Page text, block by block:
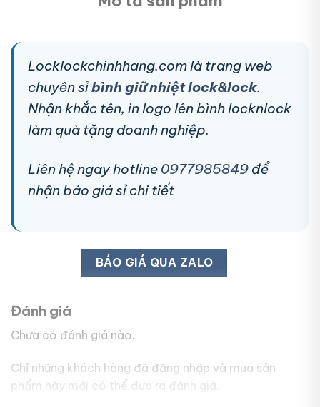
Locklockchinhhang.com là trang web
chuyên sỉbình giữ nhiệt lock&lock.
Nhận khắc tên, in logo lên bình locknlock
làm quà tặng doanh nghiệp.
Liên hệ ngay hotline 0977985849 để
nhận báo giá sỉ chi tiết
BÁO GIÁ QUA ZALO
Đánh giá
Chưa có đánh giá nào.
Chỉ những khách hàng đã đăng nhập và mua sản
phẩm này mới có thể đưa ra đánh giá.